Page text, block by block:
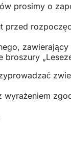
prosimy o
przed